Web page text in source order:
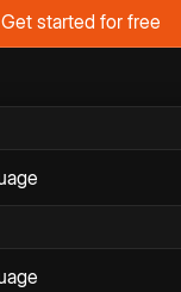
Get started for free